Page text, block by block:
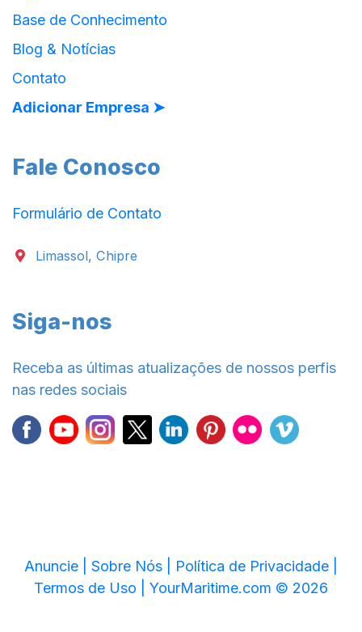
Base de Conhecimento
Blog & Notícias
Contato
Adicionar Empresa ➤
Fale Conosco
Formulário de Contato
Limassol, Chipre
Siga-nos
Receba as últimas atualizações de nossos perfis
nas redes sociais
Anuncie | Sobre Nós | Política de Privacidade |
Termos de Uso | YourMaritime.com © 2026